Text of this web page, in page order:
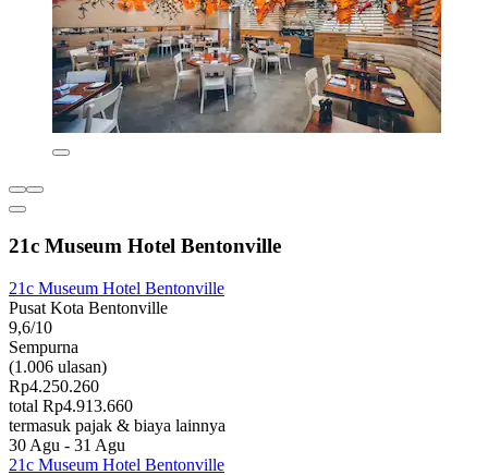
21c Museum Hotel Bentonville
21c Museum Hotel Bentonville
Pusat Kota Bentonville
9,6/10
Sempurna
(1.006 ulasan)
Rp4.250.260
total Rp4.913.660
termasuk pajak & biaya lainnya
30 Agu - 31 Agu
21c Museum Hotel Bentonville